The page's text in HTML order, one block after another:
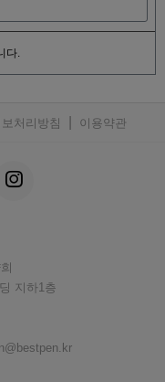
다.
처리방침 이용약관
지하1층